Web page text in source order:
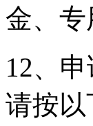
金、
12、
请按